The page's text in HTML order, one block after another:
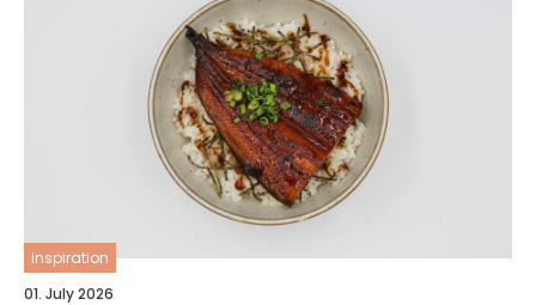
inspiration
01. July 2026